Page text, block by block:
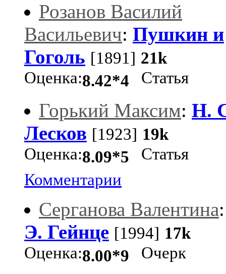
Розанов Василий
Васильевич: Пушкин и
Гоголь [1891] 21k
Оценка:8.42*4
Статья
Горький Максим: Н.
Лесков [1923] 19k
Оценка:8.09*5 Статья
Комментарии
Серганова Валентина
Э. Гейнце [1994] 17k
Оценка:8.00*9
Очерк